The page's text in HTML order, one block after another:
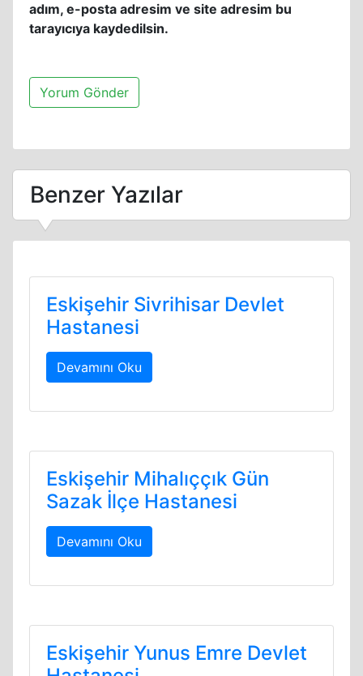
adım, e-posta adresim ve site adresim bu
tarayıcıya kaydedilsin.
Benzer Yazılar
Eskişehir Sivrihisar Devlet
Hastanesi
Devamını Oku
Eskişehir Mihalıççık Gün
Sazak İlçe Hastanesi
Devamını Oku
Eskişehir Yunus Emre Devlet